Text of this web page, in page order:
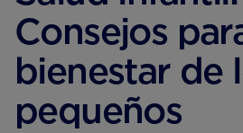
Consejos
bienestar de
pequeños